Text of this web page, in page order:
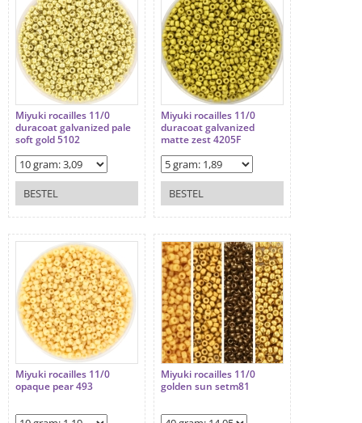
Miyuki rocailles 11/0
duracoat galvanized pale
soft gold 5102
BESTEL
Miyuki rocailles 11/0
duracoat galvanized
matte zest 4205F
BESTEL
Miyuki rocailles 11/0
opaque pear 493
Miyuki rocailles 11/0
golden sun setm81